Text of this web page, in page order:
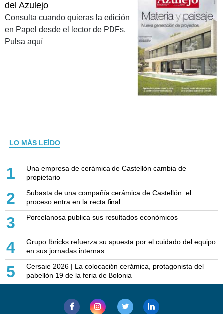
del Azulejo
Consulta cuando quieras la edición
en Papel desde el lector de PDFs.
Pulsa aquí
LO MÁS LEÍDO
1
Una empresa de cerámica de Castellón cambia de
propietario
2
Subasta de una compañía cerámica de Castellón: el
proceso entra en la recta final
3 Porcelanosa publica sus resultados económicos
4
Grupo Ibricks refuerza su apuesta por el cuidado del equipo
en sus jornadas internas
5
Cersaie 2026 | La colocación cerámica, protagonista del
pabellón 19 de la feria de Bolonia